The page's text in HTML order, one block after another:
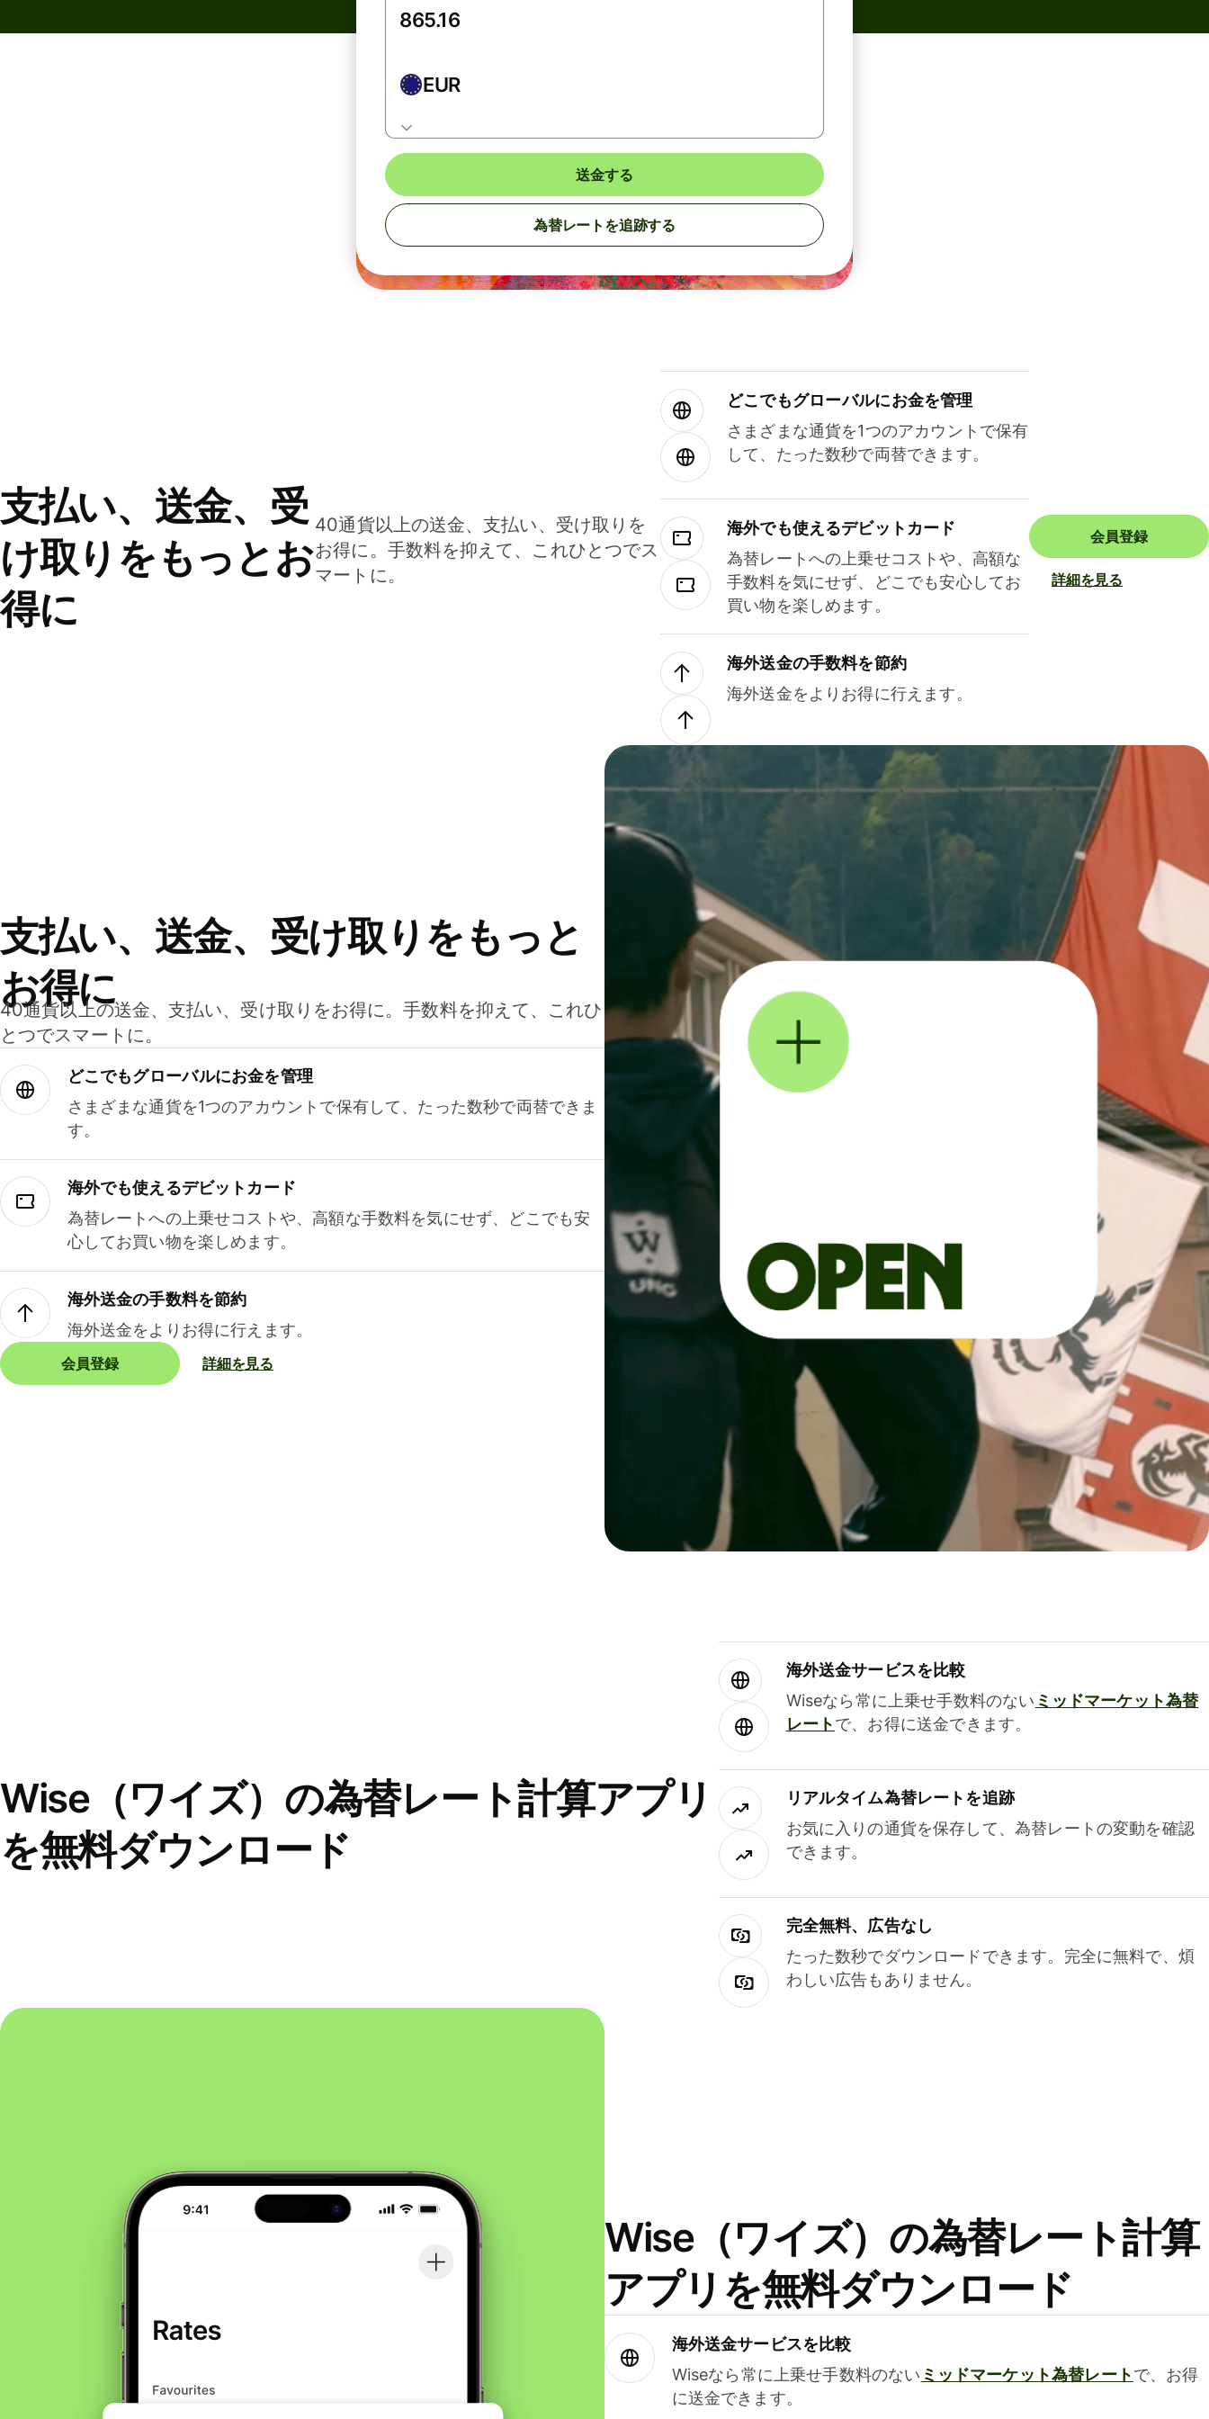
EUR
送金する
為替レートを追跡する
支払い、送金、受
け取りをもっとお
得に
40通貨以上の送金、支払い、受け取りを
お得に。手数料を抑えて、これひとつでス
マートに。
どこでもグ⁠ロ⁠ー⁠バ⁠ルにお金を管理
さまざまな通貨を1つのアカウントで保有
して、たった数秒で両替できます。
海外でも使えるデビットカード
為替レートへの上乗せコストや、高額な
手数料を気にせず、どこでも安心してお
買い物を楽しめます。
海外送金の手数料を節約
海外送金をよりお得に行えます。
会員登録
詳細を見る
支払い、送金、受け取りをもっと
お得に
40通貨以上の送金、支払い、受け取りをお得に。手数料を抑えて、これひ
とつでスマートに。
どこでもグ⁠ロ⁠ー⁠バ⁠ルにお金を管理
さまざまな通貨を1つのアカウントで保有して、たった数秒で両替できま
す。
海外でも使えるデビットカード
為替レートへの上乗せコストや、高額な手数料を気にせず、どこでも安
心してお買い物を楽しめます。
海外送金の手数料を節約
海外送金をよりお得に行えます。
会員登録 詳細を見る
Wise（ワイズ）の為替レート計算アプリ
を無料ダウンロード
海外送金サービスを比較
Wiseなら常に上乗せ手数料のない ミッドマーケット為替
レートで、お得に送金できます。
リアルタイム為替レートを追跡
お気に入りの通貨を保存して、為替レートの変動を確認
できます。
完全無料、広告なし
たった数秒でダウンロードできます。完全に無料で、煩
わしい広告もありません。
Wise（ワイズ）の為替レート計算
アプリを無料ダウンロード
海外送金サービスを比較
Wiseなら常に上乗せ手数料のない ミッドマーケット為替レートで、お得
に送金できます。